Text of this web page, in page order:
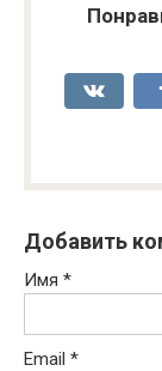
Добавить
Имя *
Email *